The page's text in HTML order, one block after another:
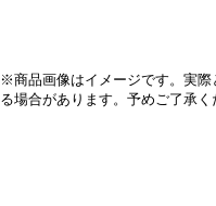
※商品画像はイメージです。実際
る場合があります。予めご了承く